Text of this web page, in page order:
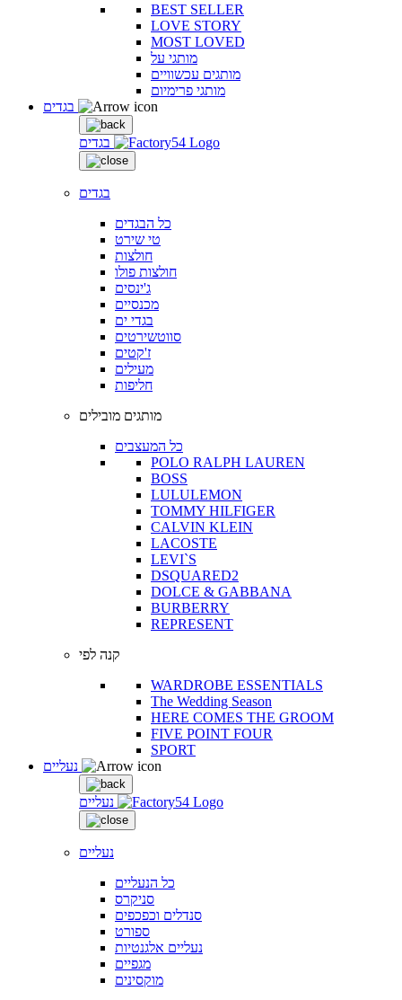
BEST SELLER
LOVE STORY
MOST LOVED
מותגי על
מותגים עכשוויים
מותגי פרימיום
בגדים
בגדים
כל הבגדים
טי שירט
חולצות
חולצות פולו
ג'ינסים
מכנסיים
בגדי ים
סווטשירטים
ז'קטים
מעילים
חליפות
מותגים מובילים
כל המעצבים
POLO RALPH LAUREN
BOSS
LULULEMON
TOMMY HILFIGER
CALVIN KLEIN
LACOSTE
LEVI`S
DSQUARED2
DOLCE & GABBANA
BURBERRY
REPRESENT
קנה לפי
WARDROBE ESSENTIALS
The Wedding Season
HERE COMES THE GROOM
FIVE POINT FOUR
SPORT
נעליים
נעליים
כל הנעליים
סניקרס
סנדלים וכפכפים
ספורט
נעליים אלגנטיות
מגפיים
מוקסינים